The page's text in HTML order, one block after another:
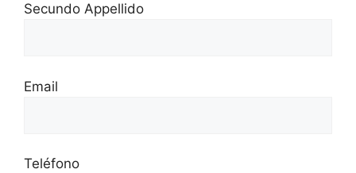
Secundo Appellido
Email
Teléfono